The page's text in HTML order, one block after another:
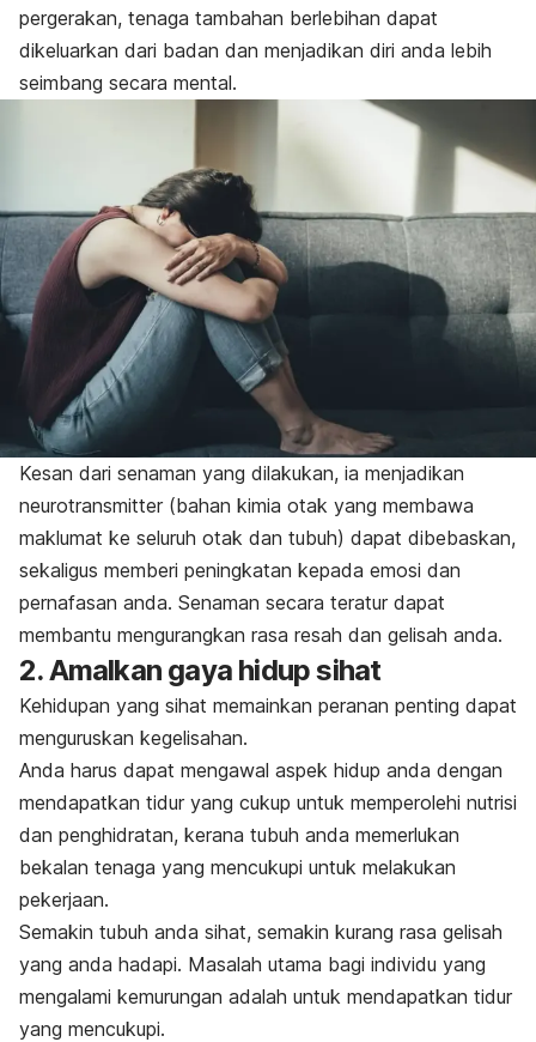
pergerakan, tenaga tambahan berlebihan dapat
dikeluarkan dari badan dan menjadikan diri anda lebih
seimbang secara mental.
Kesan dari senaman yang dilakukan, ia menjadikan
neurotransmitter (bahan kimia otak yang membawa
maklumat ke seluruh otak dan tubuh) dapat dibebaskan,
sekaligus memberi peningkatan kepada emosi dan
pernafasan anda. Senaman secara teratur dapat
membantu mengurangkan rasa resah dan gelisah anda.
2. Amalkan gaya hidup sihat
Kehidupan yang sihat memainkan peranan penting dapat
menguruskan kegelisahan.
Anda harus dapat mengawal aspek hidup anda dengan
mendapatkan tidur yang cukup untuk memperolehi nutrisi
dan penghidratan, kerana tubuh anda memerlukan
bekalan tenaga yang mencukupi untuk melakukan
pekerjaan.
Semakin tubuh anda sihat, semakin kurang rasa gelisah
yang anda hadapi. Masalah utama bagi individu yang
mengalami kemurungan adalah untuk mendapatkan tidur
yang mencukupi.